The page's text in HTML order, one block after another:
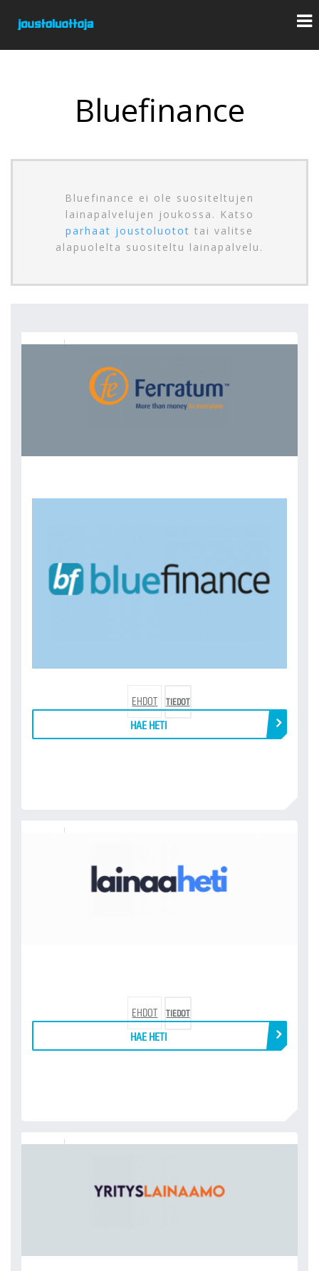
Bluefinance
Bluefinance ei ole suositeltujen
lainapalvelujen joukossa. Katso
parhaat joustoluotot tai valitse
alapuolelta suositeltu lainapalvelu.
FERRATUM JOUSTAVA
EHDOT TIEDOT
HAE HETI
EHDOT TIEDOT
HAE HETI
YRITYSLAINAAMO